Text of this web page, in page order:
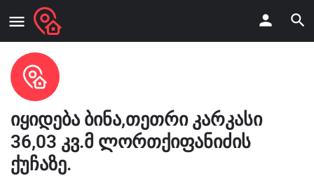
იყიდება ბინა,თეთრი კარკასი
36,03 კვ.მ ლორთქიფანიძის
ქუჩაზე.